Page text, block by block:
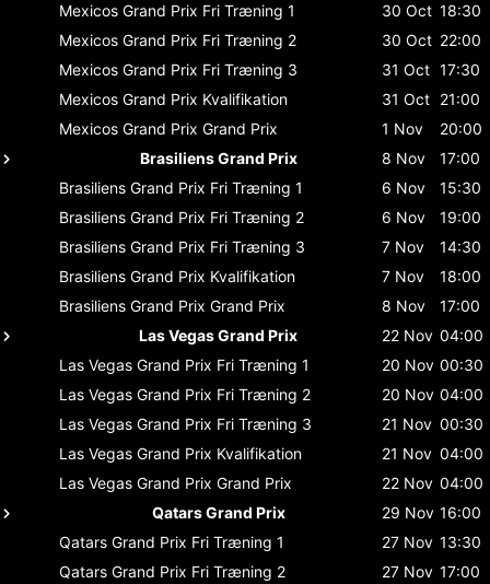
Mexicos Grand Prix Fri Træning 1 30 Oct 18:30
Mexicos Grand Prix Fri Træning 2 30 Oct 22:00
Mexicos Grand Prix Fri Træning 3 31 Oct 17:30
Mexicos Grand Prix Kvalifikation 31 Oct 21:00
Mexicos Grand Prix Grand Prix 1 Nov
20:00
Brasiliens Grand Prix
8 Nov
17:00
Brasiliens Grand Prix Fri Træning 1 6 Nov
15:30
Brasiliens Grand Prix Fri Træning 2 6 Nov
19:00
Brasiliens Grand Prix Fri Træning 3 7 Nov
14:30
Brasiliens Grand Prix Kvalifikation 7 Nov
18:00
Brasiliens Grand Prix Grand Prix 8 Nov
17:00
Las Vegas Grand Prix
22 Nov 04:00
Las Vegas Grand Prix Fri Træning 1 20 Nov 00:30
Las Vegas Grand Prix Fri Træning 2 20 Nov 04:00
Las Vegas Grand Prix Fri Træning 3 21 Nov 00:30
Las Vegas Grand Prix Kvalifikation 21 Nov 04:00
Las Vegas Grand Prix Grand Prix 22 Nov 04:00
Qatars Grand Prix
29 Nov 16:00
Qatars Grand Prix Fri Træning 1 27 Nov 13:30
Qatars Grand Prix Fri Træning 2 27 Nov 17:00